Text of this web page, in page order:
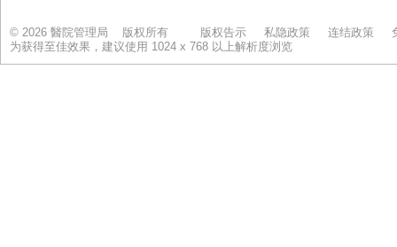
© 2026 醫院管理局 版权所有 版权告示 私隐政策 连结政策
为获得至佳效果，建议使用 1024 x 768 以上解析度浏览